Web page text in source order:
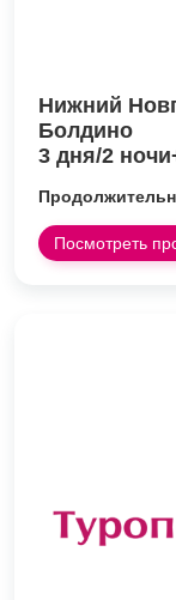
Нижний
Болдино
3 дня/2
Посмотреть